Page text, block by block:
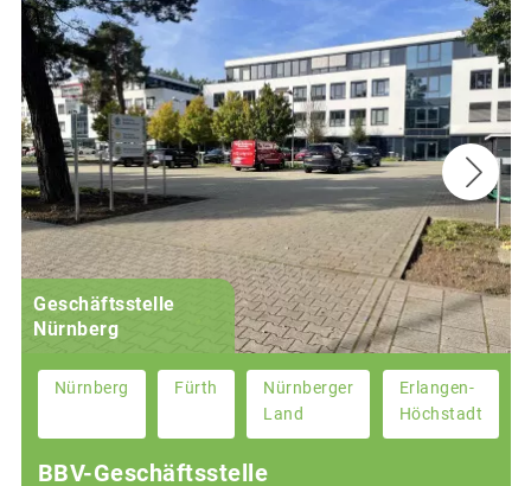
Geschäftsstelle
Nürnberg
Nürnberg Fürth
Nürnberger
Land
Erlangen-
Höchstadt
BBV-Geschäftsstelle